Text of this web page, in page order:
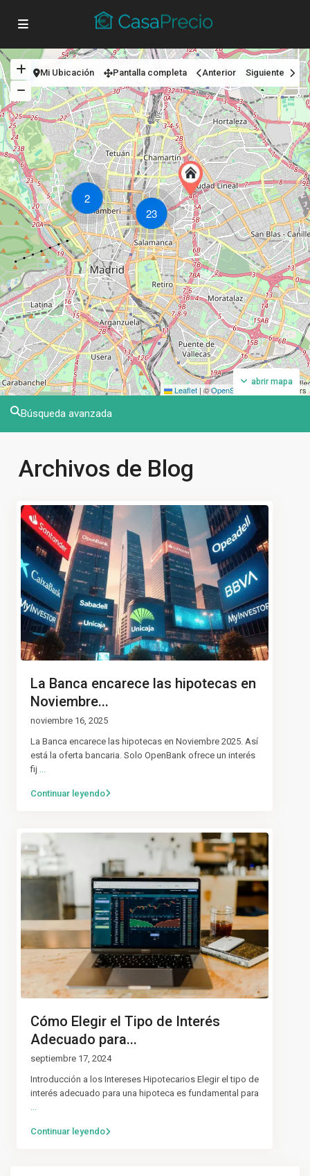
2
23
Leaflet |©OpenStreetMap contributors
abrir mapa
Mi Ubicación Pantalla completa Anterior Siguiente
Búsqueda avanzada
Archivos de Blog
La Banca encarece las hipotecas en
Noviembre...
noviembre 16, 2025
La Banca encarece las hipotecas en Noviembre 2025. Así
está la oferta bancaria. Solo OpenBank ofrece un interés
fij
Continuar leyendo
Cómo Elegir el Tipo de Interés
Adecuado para...
septiembre 17, 2024
Introducción a los Intereses Hipotecarios Elegir el tipo de
interés adecuado para una hipoteca es fundamental para
...
Continuar leyendo